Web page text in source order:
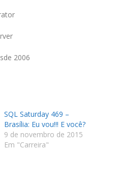
2006
SQL Saturday 469 –
Brasília: Eu vou!!! E você?
9 de novembro de 2015
Em "Carreira"